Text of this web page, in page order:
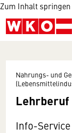
Zum Inhalt springen
Nahrungs- und
Info-Service